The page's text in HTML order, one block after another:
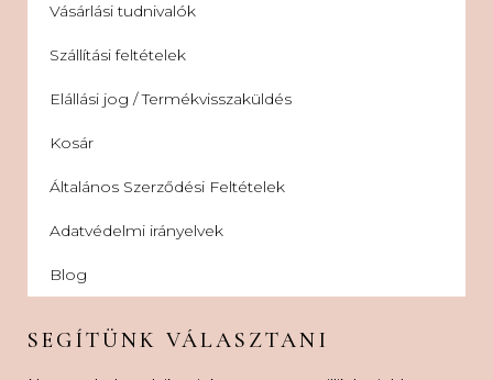
Vásárlási tudnivalók
Szállítási feltételek
Elállási jog / Termékvisszaküldés
Kosár
Általános Szerződési Feltételek
Adatvédelmi irányelvek
Blog
SEGÍTÜNK VÁLASZTANI